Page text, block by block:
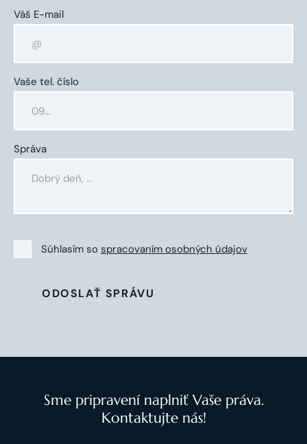
Váš E-mail
Vaše tel. číslo
Správa
Súhlasím so spracovaním osobných údajov
ODOSLAŤ SPRÁVU
Sme pripravení naplniť Vaše práva.
Kontaktujte nás!